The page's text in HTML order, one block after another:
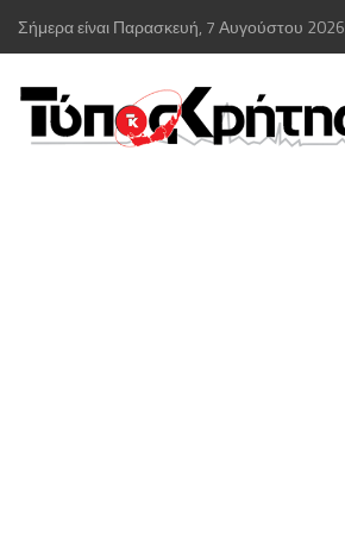
Σήμερα είναι Παρασκευή, 7 Αυγούστου 2026